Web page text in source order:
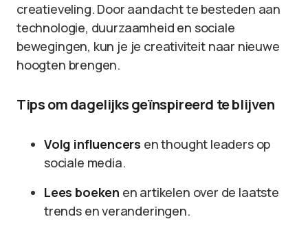
creatieveling. Door aandacht te besteden aan
technologie, duurzaamheid en sociale
bewegingen, kun je je creativiteit naar nieuwe
hoogten brengen.
Tips om dagelijks geïnspireerd te blijven
Volg influencers en thought leaders op
sociale media.
Lees boeken en artikelen over de laatste
trends en veranderingen.